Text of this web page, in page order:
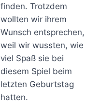
finden. Trotzdem
wollten wir ihrem
Wunsch entsprechen,
weil wir wussten, wie
viel Spaß sie bei
diesem Spiel beim
letzten Geburtstag
hatten.